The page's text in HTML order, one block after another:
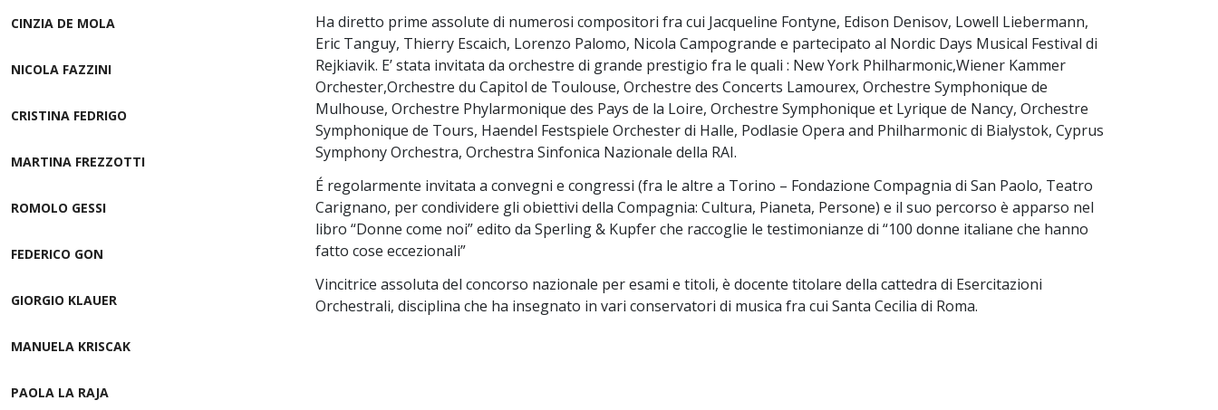
CINZIA DE MOLA
NICOLA FAZZINI
CRISTINA FEDRIGO
MARTINA FREZZOTTI
ROMOLO GESSI
FEDERICO GON
GIORGIO KLAUER
MANUELA KRISCAK
PAOLA LA RAJA
Ha diretto prime assolute di numerosi compositori fra cui Jacqueline Fontyne, Edison Denisov, Lowell Liebermann,
Eric Tanguy, Thierry Escaich, Lorenzo Palomo, Nicola Campogrande e partecipato al Nordic Days Musical Festival di
Rejkiavik. E’ stata invitata da orchestre di grande prestigio fra le quali : New York Philharmonic,Wiener Kammer
Orchester,Orchestre du Capitol de Toulouse, Orchestre des Concerts Lamourex, Orchestre Symphonique de
Mulhouse, Orchestre Phylarmonique des Pays de la Loire, Orchestre Symphonique et Lyrique de Nancy, Orchestre
Symphonique de Tours, Haendel Festspiele Orchester di Halle, Podlasie Opera and Philharmonic di Bialystok, Cyprus
Symphony Orchestra, Orchestra Sinfonica Nazionale della RAI.
É regolarmente invitata a convegni e congressi (fra le altre a Torino – Fondazione Compagnia di San Paolo, Teatro
Carignano, per condividere gli obiettivi della Compagnia: Cultura, Pianeta, Persone) e il suo percorso è apparso nel
libro “Donne come noi” edito da Sperling & Kupfer che raccoglie le testimonianze di “100 donne italiane che hanno
fatto cose eccezionali”
Vincitrice assoluta del concorso nazionale per esami e titoli, è docente titolare della cattedra di Esercitazioni
Orchestrali, disciplina che ha insegnato in vari conservatori di musica fra cui Santa Cecilia di Roma.